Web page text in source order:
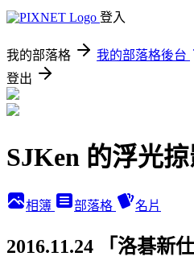
登入
我的部落格 我的部落格後台
登出
SJKen 的浮光
相簿 部落格 名片
2016.11.24 「洛碁新